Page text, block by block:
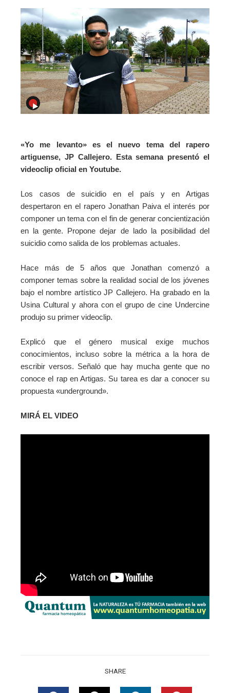
«Yo me levanto» es el nuevo tema del rapero
artiguense, JP Callejero. Esta semana presentó el
videoclip oficial en Youtube.
Los casos de suicidio en el país y en Artigas
despertaron en el rapero Jonathan Paiva el interés por
componer un tema con el fin de generar concientización
en la gente. Propone dejar de lado la posibilidad del
suicidio como salida de los problemas actuales.
Hace más de 5 años que Jonathan comenzó a
componer temas sobre la realidad social de los jóvenes
bajo el nombre artístico JP Callejero. Ha grabado en la
Usina Cultural y ahora con el grupo de cine Undercine
produjo su primer videoclip.
Explicó que el género musical exige muchos
conocimientos, incluso sobre la métrica a la hora de
escribir versos. Señaló que hay mucha gente que no
conoce el rap en Artigas. Su tarea es dar a conocer su
propuesta «underground».
MIRÁ EL VIDEO
SHARE